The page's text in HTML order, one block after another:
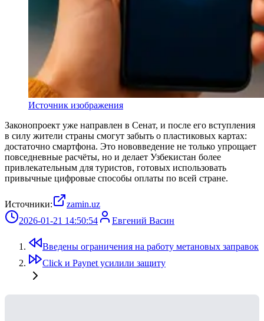
Источник изображения
Законопроект уже направлен в Сенат, и после его вступления
в силу жители страны смогут забыть о пластиковых картах:
достаточно смартфона. Это нововведение не только упрощает
повседневные расчёты, но и делает Узбекистан более
привлекательным для туристов, готовых использовать
привычные цифровые способы оплаты по всей стране.
Источники:
zamin.uz
2026-01-21 14:50:54
Евгений Васин
Введены ограничения на работу метановых заправок
Click и Paynet усилили защиту